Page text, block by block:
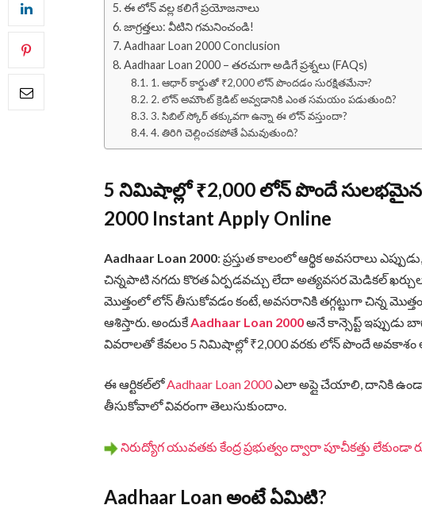
ఈ లోన్ వల్ల కలిగే ప్రయోజనాలు
జాగ్రత్తలు: వీటిని గమనించండి!
Aadhaar Loan 2000 Conclusion
Aadhaar Loan 2000 – తరచుగా అడిగే ప్రశ్నలు (FAQs)
1. ఆధార్ కార్డుతో ₹2,000 లోన్ పొందడం సురక్షితమేనా?
2. లోన్ అమౌంట్ క్రెడిట్ అవ్వడానికి ఎంత సమయం పడుతుంది?
3. సిబిల్ స్కోర్ తక్కువగా ఉన్నా ఈ లోన్ వస్తుందా?
4. తిరిగి చెల్లించకపోతే ఏమవుతుంది?
5 నిమిషాల్లో ₹2,000 లోన్ పొందే సులభమైన
2000 Instant Apply Online
Aadhaar Loan 2000: ప్రస్తుత కాలంలో ఆర్థిక అవసరాలు
చిన్నపాటి నగదు కొరత ఏర్పడవచ్చు లేదా అత్యవసర మెడికల్
మొత్తంలో లోన్ తీసుకోవడం కంటే, అవసరానికి తగ్గట్టుగా చిన్న
ఆశిస్తారు. అందుకేAadhaar Loan 2000అనే కాన్సెప్ట్ ఇప్పుడు
వివరాలతో కేవలం 5 నిమిషాల్లో ₹2,000 వరకు లోన్ పొందే అవకాశం
ఈ ఆర్టికల్‌లోAadhaar Loan 2000ఎలా అప్లై చేయాలి, దానికి
తీసుకోవాలో వివరంగా తెలుసుకుందాం.
నిరుద్యోగ యువతకు కేంద్ర ప్రభుత్వం ద్వారా పూచీకత్తు లేకుండా
Aadhaar Loan అంటే ఏమిటి?